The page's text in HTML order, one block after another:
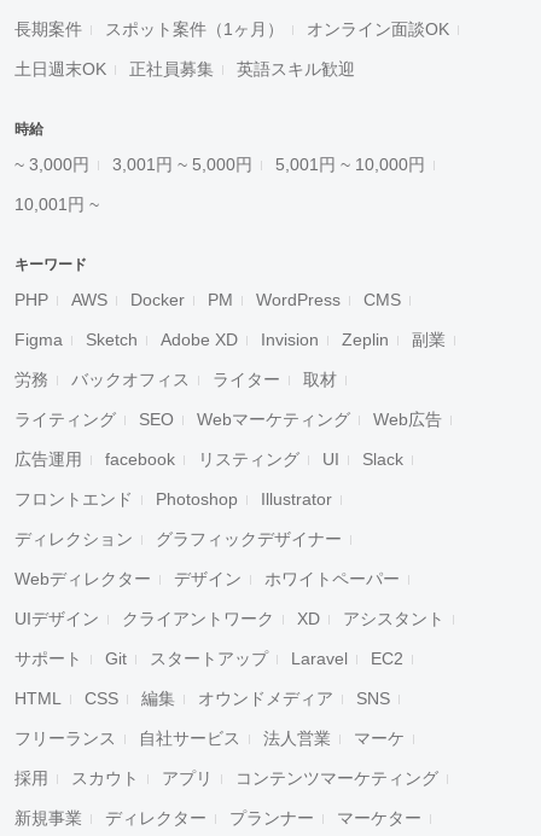
長期案件 スポット案件（1ヶ月） オンライン面談OK
土日週末OK 正社員募集 英語スキル歓迎
時給
~ 3,000円 3,001円 ~ 5,000円 5,001円 ~ 10,000円
10,001円 ~
キーワード
PHP AWS Docker PM WordPress CMS
Figma Sketch Adobe XD Invision Zeplin 副業
労務 バックオフィス ライター 取材
ライティング SEO Webマーケティング Web広告
広告運用 facebook リスティング UI Slack
フロントエンド Photoshop Illustrator
ディレクション グラフィックデザイナー
Webディレクター デザイン ホワイトペーパー
UIデザイン クライアントワーク XD アシスタント
サポート Git スタートアップ Laravel EC2
HTML CSS 編集 オウンドメディア SNS
フリーランス 自社サービス 法人営業 マーケ
採用 スカウト アプリ コンテンツマーケティング
新規事業 ディレクター プランナー マーケター